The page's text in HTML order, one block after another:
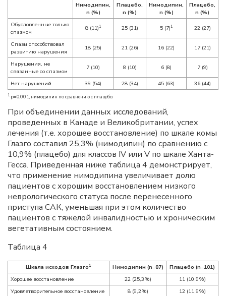
Нимодипин,
n (%)
Плацебо,
n (%)
Нимодипин,
n (%)
Плацебо,
n (%)
Обусловленные только
спазмом
8 (11)1 25 (31) 5 (7)1 22 (27)
Спазм способствовал
развитию нарушения
18 (25) 21 (26) 16 (22) 17 (21)
Нарушения, не
связанные со спазмом
7 (10) 8 (10) 6 (8) 7 (9)
Нет нарушений 39 (54) 28 (34) 45 (63) 36 (44)
1 p=0,001, нимодипин по сравнению с плацебо.
При объединении данных исследований,
проведенных в Канаде и Великобритании, успех
лечения (т.е. хорошее восстановление) по шкале комы
Глазго составил 25,3% (нимодипин) по сравнению с
10,9% (плацебо) для классов IV или V по шкале Ханта-
Гесса. Приведенная ниже таблица 4 демонстрирует,
что применение нимодипина увеличивает долю
пациентов с хорошим восстановлением низкого
неврологического статуса после перенесенного
приступа САК, уменьшая при этом количество
пациентов с тяжелой инвалидностью и хроническим
вегетативным состоянием.
Таблица 4
Шкала исходов Глазго1 Нимодипин (n=87)
Плацебо (n=101)
Хорошее восстановление
22 (25,3%)
11 (10,9%)
Удовлетворительное восстановление
8 (9,2%)
12 (11,9%)